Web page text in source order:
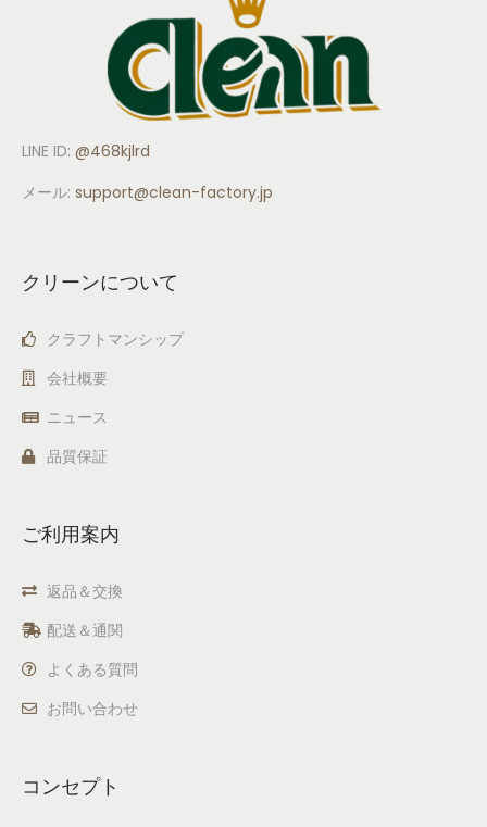
LINE ID: @468kjlrd
メール: support@clean-factory.jp
クリーンについて
クラフトマンシップ
会社概要
ニュース
品質保証
ご利用案内
返品＆交換
配送＆通関
よくある質問
お問い合わせ
コンセプト